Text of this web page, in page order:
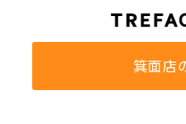
箕面店